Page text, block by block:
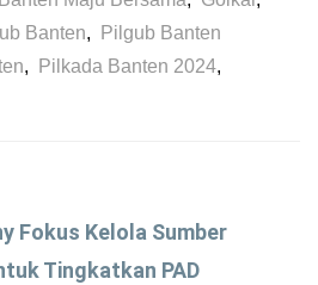
Banten,
Pilgub Banten
, Pilkada Banten 2024,
Fokus Kelola Sumber
Tingkatkan PAD